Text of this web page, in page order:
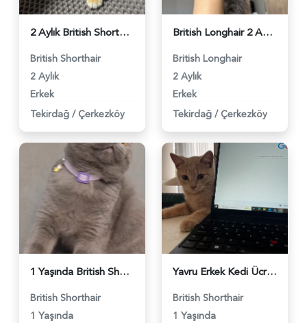
2 Aylık British Shorthair Aşılı - 6145
British Shorthair
2 Aylık
Erkek
Tekirdağ / Çerkezköy
British Longhair 2 Aylık - 6041
British Longhair
2 Aylık
Erkek
Tekirdağ / Çerkezköy
1 Yaşında British Shorthair Yuva Arıyor - 5650
British Shorthair
1 Yaşında
Yavru Erkek Kedi Ücretsiz Sahiplendirme - 5324
British Shorthair
1 Yaşında